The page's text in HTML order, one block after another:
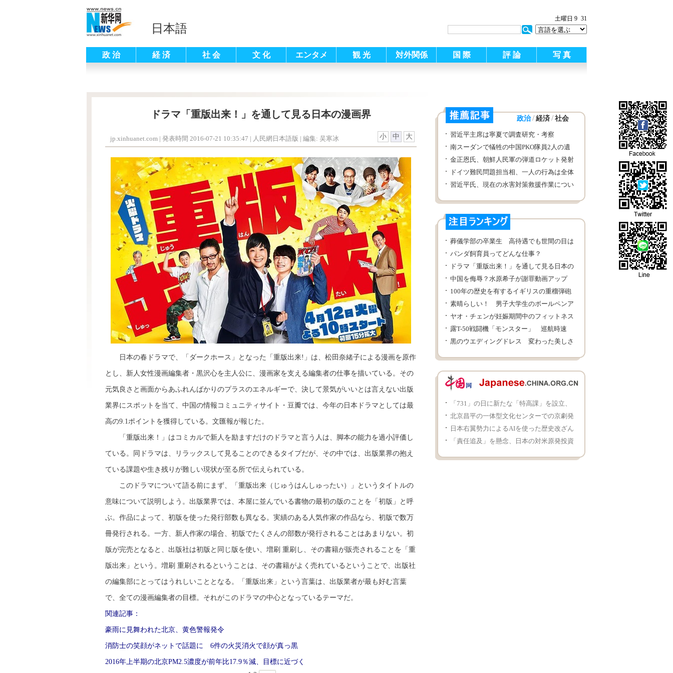
日本語
土曜日 9 31
政 治 経 済 社 会 文 化 エンタメ 観 光 対外関係 国 際 評 論 写 真
ドラマ「重版出来！」を通して見る日本の漫画界
jp.xinhuanet.com | 発表時間 2016-07-21 10:35:47 | 人民網日本語版 | 編集: 吴寒冰 小 中 大
日本の春ドラマで、「ダークホース」となった「重版出来!」は、松田奈緒子による漫画を原作
とし、新人女性漫画編集者・黒沢心を主人公に、漫画家を支える編集者の仕事を描いている。その
元気良さと画面からあふれんばかりのプラスのエネルギーで、決して景気がいいとは言えない出版
業界にスポットを当て、中国の情報コミュニティサイト・豆瓣では、今年の日本ドラマとしては最
高の9.1ポイントを獲得している。文匯報が報じた。
「重版出来！」はコミカルで新人を励ますだけのドラマと言う人は、脚本の能力を過小評価し
ている。同ドラマは、リラックスして見ることのできるタイプだが、その中では、出版業界の抱え
ている課題や生き残りが難しい現状が至る所で伝えられている。
このドラマについて語る前にまず、「重版出来（じゅうはんしゅったい）」というタイトルの
意味について説明しよう。出版業界では、本屋に並んでいる書物の最初の版のことを「初版」と呼
ぶ。作品によって、初版を使った発行部数も異なる。実績のある人気作家の作品なら、初版で数万
冊発行される。一方、新人作家の場合、初版でたくさんの部数が発行されることはあまりない。初
版が完売となると、出版社は初版と同じ版を使い、増刷 重刷し、その書籍が販売されることを「重
版出来」という。増刷 重刷されるということは、その書籍がよく売れているということで、出版社
の編集部にとってはうれしいこととなる。「重版出来」という言葉は、出版業者が最も好む言葉
で、全ての漫画編集者の目標。それがこのドラマの中心となっているテーマだ。
関連記事：
豪雨に見舞われた北京、黄色警報発令
消防士の笑顔がネットで話題に 6件の火災消火で顔が真っ黒
2016年上半期の北京PM2.5濃度が前年比17.9％減、目標に近づく
政治 / 経済 / 社会
習近平主席は寧夏で調査研究・考察
南スーダンで犠牲の中国PKO隊員2人の遺
体帰国
金正恩氏、朝鮮人民軍の弾道ロケット発射
を指導
ドイツ難民問題担当相、一人の行為は全体
の問題にあらず
習近平氏、現在の水害対策救援作業につい
葬儀学部の卒業生 高待遇でも世間の目は
冷たいのが悩み 中国
パンダ飼育員ってどんな仕事？
ドラマ「重版出来！」を通して見る日本の
漫画界
中国を侮辱？水原希子が謝罪動画アップ
100年の歴史を有するイギリスの重榴弾砲
素晴らしい！ 男子大学生のボールペンア
ート
ヤオ・チェンが妊娠期間中のフィットネス
写真を公開
露T-50戦闘機「モンスター」 巡航時速
1450キロ
黒のウエディングドレス 変わった美しさ